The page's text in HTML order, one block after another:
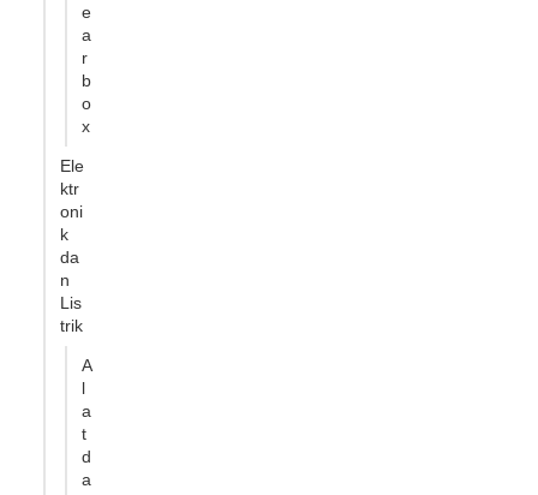
e
a
r
b
o
x
Ele
ktr
oni
k
da
n
Lis
trik
A
l
a
t
d
a